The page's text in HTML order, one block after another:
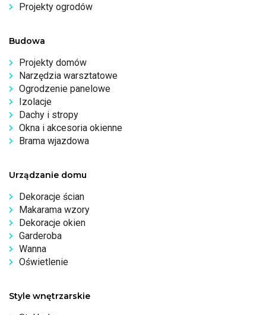
Projekty ogrodów
Budowa
Projekty domów
Narzędzia warsztatowe
Ogrodzenie panelowe
Izolacje
Dachy i stropy
Okna i akcesoria okienne
Brama wjazdowa
Urządzanie domu
Dekoracje ścian
Makarama wzory
Dekoracje okien
Garderoba
Wanna
Oświetlenie
Style wnętrzarskie